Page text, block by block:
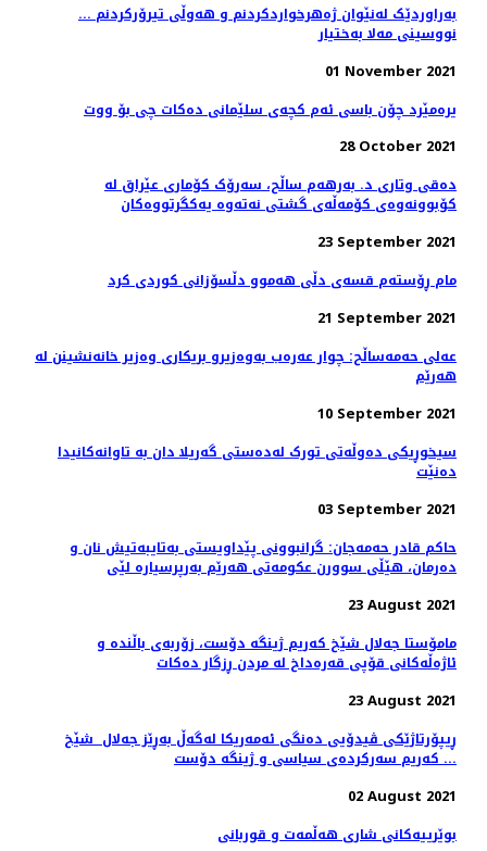
بەراوردێک لەنێوان ژەهرخواردکردنم و هەوڵی تیرۆرکردنم ...
نووسینی مەلا بەختیار
01 November 2021
یرەمێرد چۆن باسی ئەم كچەی سلێمانی دەكات چی بۆ ووت
28 October 2021
دەقی وتاری د. بەرهەم ساڵح، سەرۆک کۆماری عێراق لە
کۆبوونەوەی کۆمەڵەی گشتی نەتەوە یەکگرتووەکان
23 September 2021
مام ڕۆستەم قسەی دڵی هەموو دڵسۆزانی کوردی کرد
21 September 2021
عەلی حەمەساڵح: چوار عەرەب بەوەزیرو بریکاری وەزیر خانەنشینن لە
ھەرێم
10 September 2021
سیخوڕیکی دەوڵەتی تورک لەدەستی گەریلا دان بە تاوانەکانیدا
دەنێت
03 September 2021
حاکم قادر حەمەجان: گرانبوونی پێداویستی بەتایبەتیش نان و
دەرمان، هێڵی سوورن عکومەتی هەرێم بەرپرسیارە لێی
23 August 2021
مامۆستا جەلال شێخ کەریم ژینگە دۆست، زۆربەی باڵندە و
ئاژەڵەکانی قۆپی قەرەداخ لە مردن ڕزگار دەکات
23 August 2021
ڕیپۆرتاژێکی ڤیدۆیی دەنگی ئەمەریکا لەگەڵ بەڕێز جەلال شێخ
کەریم سەرکردەی سیاسی و ژینگە دۆست ...
02 August 2021
بوێرییەکانی شاری هەڵمەت و قوربانی